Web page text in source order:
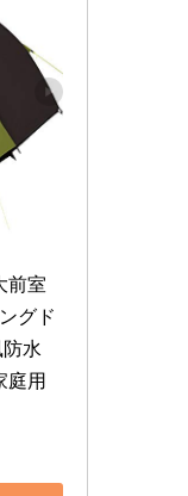
前室
グド
水
庭用